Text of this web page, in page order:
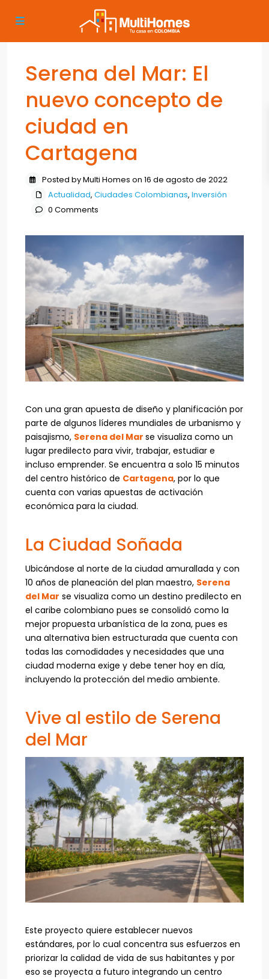
Serena del Mar: El
nuevo concepto de
ciudad en
Cartagena
Posted by Multi Homes on 16 de agosto de 2022
Actualidad, Ciudades Colombianas, Inversión
0 Comments
Con una gran apuesta de diseño y planificación por
parte de algunos líderes mundiales de urbanismo y
paisajismo, Serena del Mar se visualiza como un
lugar predilecto para vivir, trabajar, estudiar e
incluso emprender. Se encuentra a solo 15 minutos
del centro histórico de Cartagena, por lo que
cuenta con varias apuestas de activación
económica para la ciudad.
La Ciudad Soñada
Ubicándose al norte de la ciudad amurallada y con
10 años de planeación del plan maestro, Serena
del Mar se visualiza como un destino predilecto en
el caribe colombiano pues se consolidó como la
mejor propuesta urbanística de la zona, pues es
una alternativa bien estructurada que cuenta con
todas las comodidades y necesidades que una
ciudad moderna exige y debe tener hoy en día,
incluyendo la protección del medio ambiente.
Vive al estilo de Serena
del Mar
Este proyecto quiere establecer nuevos
estándares, por lo cual concentra sus esfuerzos en
priorizar la calidad de vida de sus habitantes y por
eso se proyecta a futuro integrando un centro